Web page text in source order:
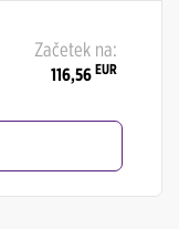
Začetek na:
116,56 EUR